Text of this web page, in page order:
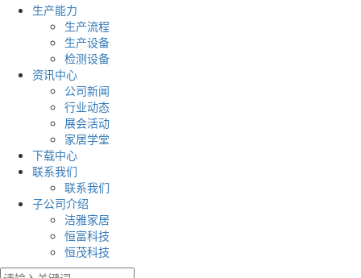
生产能力
生产流程
生产设备
检测设备
资讯中心
公司新闻
行业动态
展会活动
家居学堂
下载中心
联系我们
联系我们
子公司介绍
洁雅家居
恒富科技
恒茂科技